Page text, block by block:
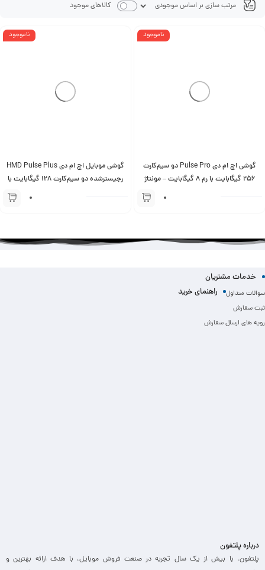
کالاهای موجود
ناموجود
گوشی اچ ام دی Pulse Pro دو سیم‌کارت
256 گیگابایت با رم 8 گیگابایت – مونتاژ
ناموجود
گوشی موبایل اچ ام دی HMD Pulse Plus
رجیسترشده دو سیم‌کارت 128 گیگابایت با
لیسانس HMD فنلاند تحت لیسانس HMD
خدمات مشتریان
سوالات متداول راهنمای خرید
ثبت سفارش
رویه های ارسال سفارش
درباره پلتفون
پلتفون، با بیش از یک سال تجربه در صنعت فروش موبایل، با هدف ارائه بهترین و